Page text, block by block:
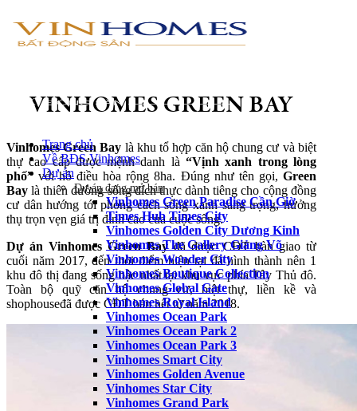
Trang chủ
Về BĐS Vinhomes
Dự án
Dự án đang mở bán
Vinhomes Green Paradise Cần Giờ
Times Hub Times City
Vinhomes Golden City Dương Kinh
Vinhomes The Gallery Giảng Võ
Vinhomes Wonder City
Vinhomes Boutique Collection
Vinhomes Global Gate
Vinhomes Royal Island
Vinhomes Ocean Park
Vinhomes Ocean Park 2
Vinhomes Ocean Park 3
Vinhomes Smart City
Vinhomes Golden Avenue
Vinhomes Star City
Vinhomes Grand Park
VINHOMES GREEN BAY
Vinhomes Green Bay là khu tổ hợp căn hộ chung cư và biệt
thự cao cấp được mệnh danh là “Vịnh xanh trong lòng
phố” với hồ điều hòa rộng 8ha. Đúng như tên gọi, Green
Bay là thiên đường sống đích thực dành tiêng cho cộng đồng
cư dân hướng tới phong cách sống xanh sang trọng, hưởng
thụ trọn vẹn giá trị đỉnh cao của cuộc sống.
Dự án Vinhomes Green Bayđã được CĐT bàn giao từ
cuối năm 2017, đến thời điểm hiện tại đã hình thành nên 1
khu đô thị đang sống bậc nhất tại khu vực phía Tây Thủ đô.
Toàn bộ quỹ căn hộ chung cư, biệt thự, liền kề và
shophouseđã được CĐT bán hết từ năm 2018.